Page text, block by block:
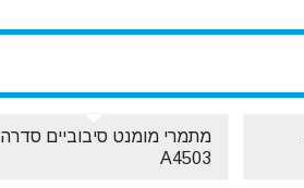
מתמרי מומנט סיבוביים סדרה
A4503